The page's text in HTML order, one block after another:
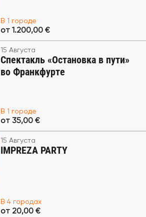
В 1 городе
от 1.200,00 €
15 Августа
Спектакль «Остановка в пути»
во Франкфурте
В 1 городе
от 35,00 €
15 Августа
IMPREZA PARTY
В 4 городах
от 20,00 €